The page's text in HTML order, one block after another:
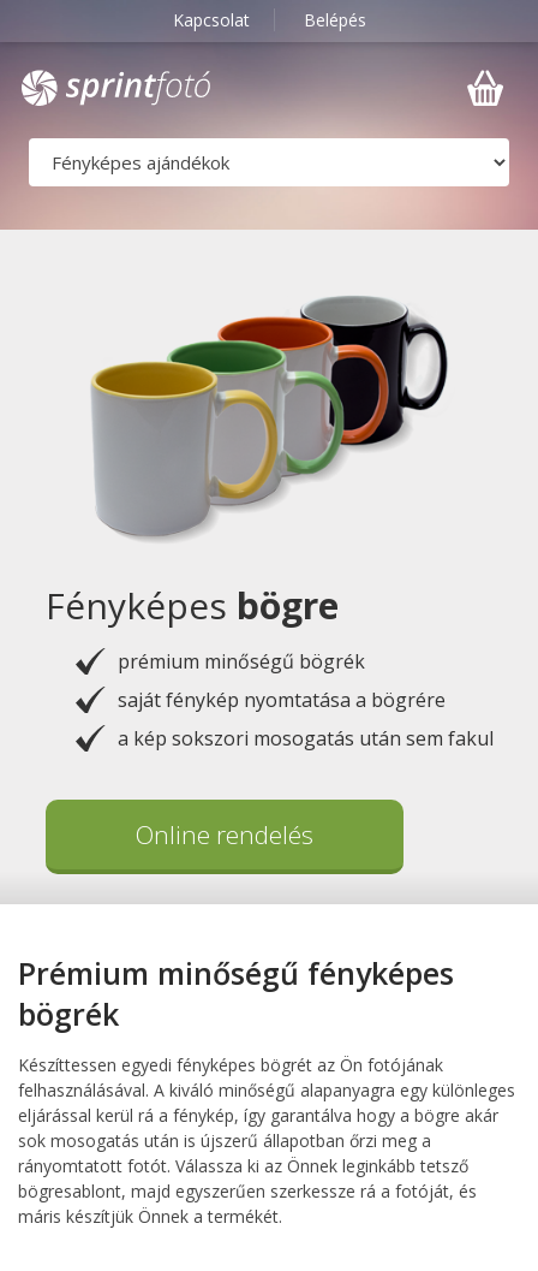
Kapcsolat Belépés
Fényképes bögre
prémium minőségű bögrék
saját fénykép nyomtatása a bögrére
a kép sokszori mosogatás után sem fakul
Online rendelés
Prémium minőségű fényképes
bögrék
Készíttessen egyedi fényképes bögrét az Ön fotójának
felhasználásával. A kiváló minőségű alapanyagra egy különleges
eljárással kerül rá a fénykép, így garantálva hogy a bögre akár
sok mosogatás után is újszerű állapotban őrzi meg a
rányomtatott fotót. Válassza ki az Önnek leginkább tetsző
bögresablont, majd egyszerűen szerkessze rá a fotóját, és
máris készítjük Önnek a termékét.